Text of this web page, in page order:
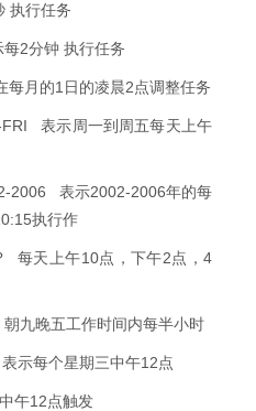
执行任务
2分钟 执行任务
的1日的凌晨2点调整任务
表示周一到周五每天上午
表示2002-2006年的每
执行作
天上午10点，下午2点，4
晚五工作时间内每半小时
每个星期三中午12点
12点触发